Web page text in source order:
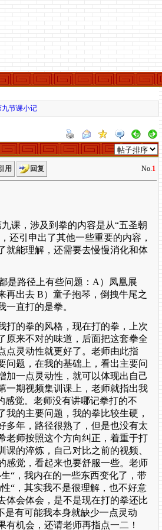
节课小记
用 回复 No.1
课，涉及到拳的内容是从“五圣朝
还引申出了其他一些重要的内容，
就能理解，还需要去慢慢消化和体
是路径上有些问题： A ）凤凰展
再出去 B）童子抱琴，倒拽牛尾之
一直打的是拳。
打的拳的风格，现在打的拳，上次
原来不对的味道，后面把这套拳全
点灵动性就更好了。老师由此指
问题，在我的基础上，看出主要问
加一点灵动性，就可以体现出自己
一期视频集训课上，老师就指出我
感觉。老师没有讲哪记拳打的不
的主要问题，我的拳比较生硬，
多年，路径很熟了，但是也没有太
老师按照这个方向纠正，着重于打
的淬炼，自己对比之前的视频、
感觉，看起来也要舒服一些。老师
“，我内在的一些东西变化了，带
“，其实我不是很理解，也不好意
体会体会，是不是现在打的拳还比
是有可能我本身就缺少一点灵动
机会，还请老师再指点一二！